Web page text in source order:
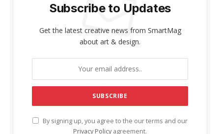
Subscribe to Updates
Get the latest creative news from SmartMag
about art & design.
By signing up, you agree to the our terms and our
Privacy Policy agreement.